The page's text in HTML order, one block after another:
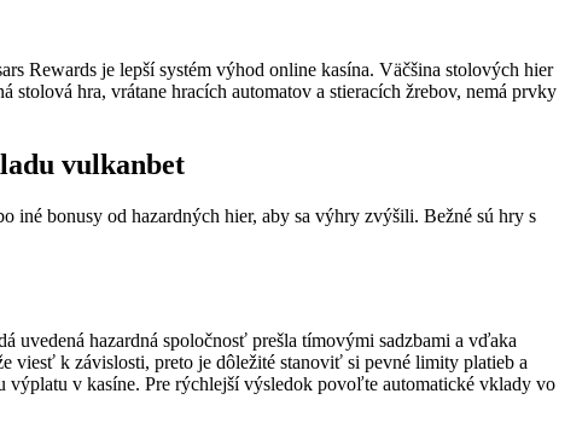
Rewards je lepší systém výhod online kasína. Väčšina stolových hier
stolová hra, vrátane hracích automatov a stieracích žrebov, nemá prvky
vulkanbet
iné bonusy od hazardných hier, aby sa výhry zvýšili. Bežné sú hry s
uvedená hazardná spoločnosť prešla tímovými sadzbami a vďaka
viesť k závislosti, preto je dôležité stanoviť si pevné limity platieb a
v kasíne. Pre rýchlejší výsledok povoľte automatické vklady vo